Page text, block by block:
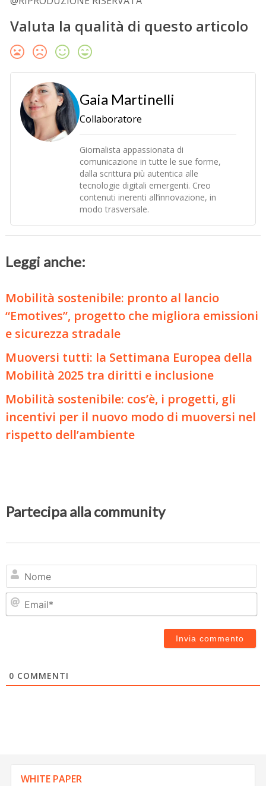
Valuta la qualità di questo articolo
Gaia Martinelli
Collaboratore
Giornalista appassionata di
comunicazione in tutte le sue forme,
dalla scrittura più autentica alle
tecnologie digitali emergenti. Creo
contenuti inerenti all’innovazione, in
modo trasversale.
Leggi anche:
Mobilità sostenibile: pronto al lancio
“Emotives”, progetto che migliora emissioni
e sicurezza stradale
Muoversi tutti: la Settimana Europea della
Mobilità 2025 tra diritti e inclusione
Mobilità sostenibile: cos’è, i progetti, gli
incentivi per il nuovo modo di muoversi nel
rispetto dell’ambiente
Partecipa alla community
0 COMMENTI
WHITE PAPER